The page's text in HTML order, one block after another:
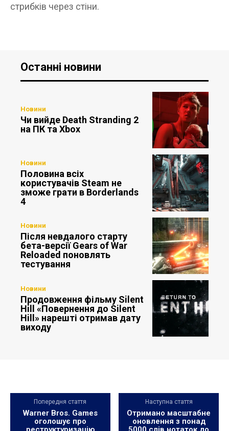
стрибків через стіни.
Останні новини
Новини
Чи вийде Death Stranding 2
на ПК та Xbox
Новини
Половина всіх
користувачів Steam не
зможе грати в Borderlands
4
Новини
Після невдалого старту
бета-версії Gears of War
Reloaded поновлять
тестування
Новини
Продовження фільму Silent
Hill «Повернення до Silent
Hill» нарешті отримав дату
виходу
Попередня стаття
Warner Bros. Games
оголошує про
Наступна стаття
Отримано масштабне
оновлення з понад